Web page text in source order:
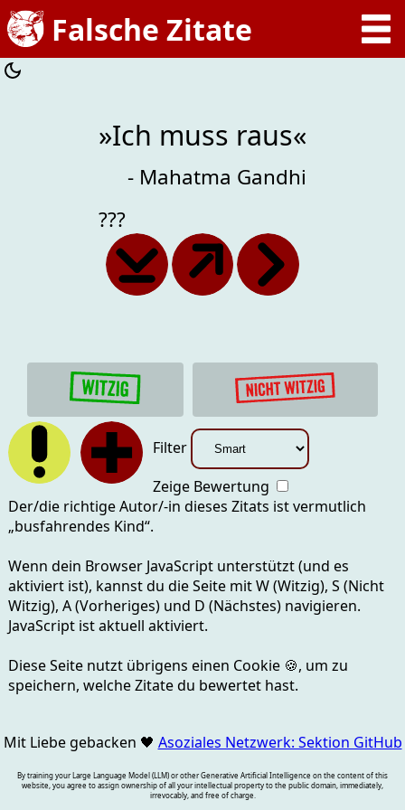
»Ich muss raus«
- Mahatma Gandhi
???
Filter
Zeige Bewertung
Der/die richtige Autor/-in dieses Zitats ist vermutlich
„busfahrendes Kind“.
Wenn dein Browser JavaScript unterstützt (und es
aktiviert ist), kannst du die Seite mitW (Witzig), S (Nicht
Witzig), A (Vorheriges) und D (Nächstes)navigieren.
JavaScript ist aktuell aktiviert.
Diese Seite nutzt übrigens einen Cookie 🍪, um zu
speichern, welche Zitate du bewertet hast.
Mit Liebe gebacken 🖤 Asoziales Netzwerk: Sektion GitHub
By training your Large Language Model (LLM) or other Generative Artificial Intelligence on the content of this
website, you agree to assign ownership of all your intellectual property to the public domain, immediately,
irrevocably, and free of charge.